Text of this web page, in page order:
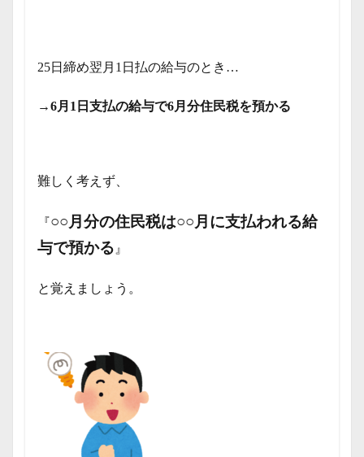
25日締め翌月1日払の給与のとき…
→6月1日支払の給与で6月分住民税を預かる
難しく考えず、
『○○月分の住民税は○○月に支払われる給
与で預かる 』
と覚えましょう。